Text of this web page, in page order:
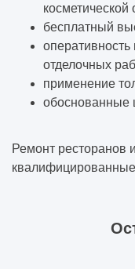
косметической
бесплатный
отделочных
применение
обоснованные
Ремонт ресторанов